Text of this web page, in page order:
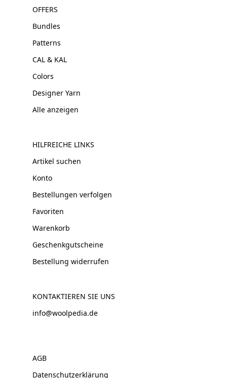
OFFERS
Bundles
Patterns
CAL & KAL
Colors
Designer Yarn
Alle anzeigen
HILFREICHE LINKS
Artikel suchen
Konto
Bestellungen verfolgen
Favoriten
Warenkorb
Geschenkgutscheine
Bestellung widerrufen
KONTAKTIEREN SIE UNS
info@woolpedia.de
AGB
Datenschutzerklärung